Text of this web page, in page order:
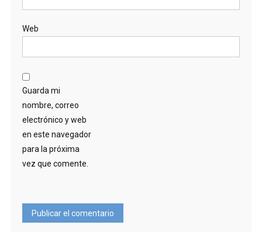
Web
Guarda mi
nombre, correo
electrónico y web
en este navegador
para la próxima
vez que comente.